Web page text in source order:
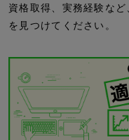
資格取得、実務経験な
を見つけてください。